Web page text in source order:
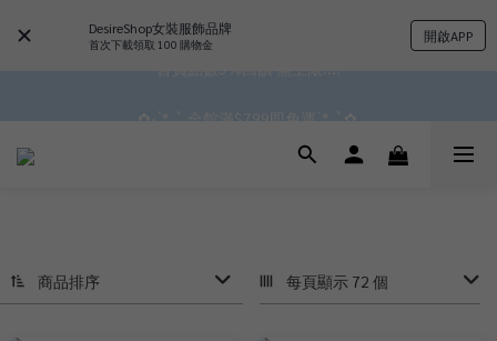
DesireShop女裝服飾品牌
首次下載領取 100 購物金 開啟APP
會員點數3%回饋 無上限!!!!
商品排序 每頁顯示 72 個